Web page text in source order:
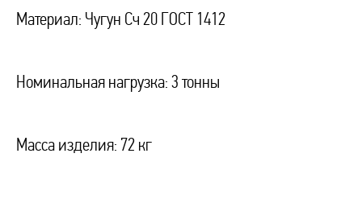
Материал: Чугун Сч 20 ГОСТ 1412
Номинальная нагрузка: 3 тонны
Масса изделия: 72 кг